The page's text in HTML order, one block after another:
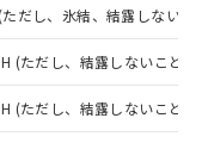
だし、氷結、結露しないこ
(ただし、結露しないこと)
(ただし、結露しないこと)
意のうえ
質）の非含
予定のある
10物質）の
を出す予